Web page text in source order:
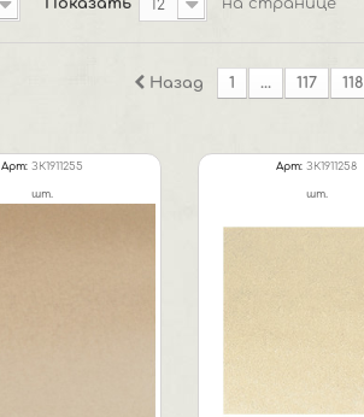
Показать 12 на странице
Назад 1 ... 117 118
Арт: ЗК1911255
шт.
Арт: ЗК1911258
шт.